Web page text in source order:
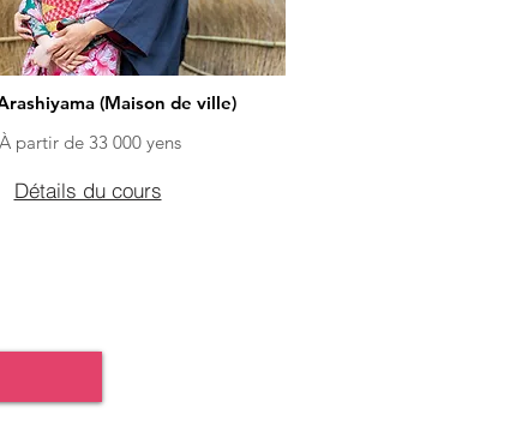
(Maison de ville)
À partir de 33 000 yens
Détails du cours